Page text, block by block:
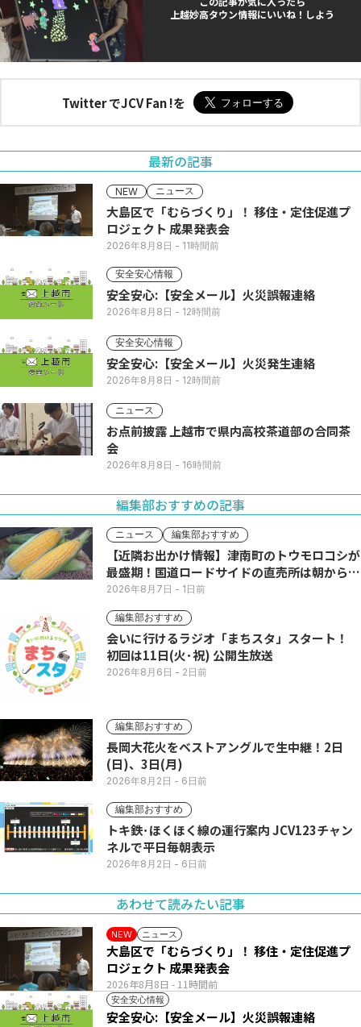
上越妙高タウン情報にいいね！しよう
Twitter でJCV Fan !を
最新の記事
NEW ニュース
大島区で「むらづくり」！ 移住・定住促進プ
ロジェクト 成果発表会
2026年8月8日 - 11時間前
安全安心情報
安全安心:【安全メール】火災誤報連絡
2026年8月8日 - 12時間前
安全安心情報
安全安心:【安全メール】火災発生連絡
2026年8月8日 - 12時間前
ニュース
お点前披露 上越市で県内高校茶道部の合同茶
会
2026年8月8日 - 16時間前
編集部おすすめの記事
ニュース 編集部おすすめ
【近隣お出かけ情報】津南町のトウモロコシが
最盛期！国道ロードサイドの直売所は朝から長
い列
2026年8月7日 - 1日前
編集部おすすめ
会いに行けるラジオ「まちスタ」スタート！
初回は11日(火･祝) 公開生放送
2026年8月6日 - 2日前
編集部おすすめ
長岡大花火をベストアングルで生中継！2日
(日)、3日(月)
2026年8月2日 - 6日前
編集部おすすめ
トキ鉄･ほくほく線の運行案内 JCV123チャン
ネルで平日毎朝表示
2026年8月2日 - 6日前
あわせて読みたい記事
NEW ニュース
2026年8月8日 - 11時間前
大島区で「むらづくり」！ 移住・定住促進プ
ロジェクト 成果発表会
安全安心情報
安全安心:【安全メール】火災誤報連絡